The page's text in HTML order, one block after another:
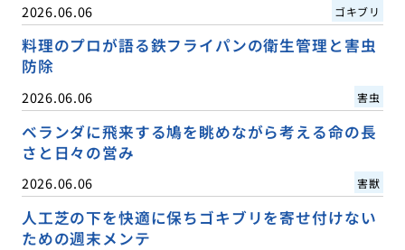
2026.06.06 ゴキブリ
料理のプロが語る鉄フライパンの衛生管理と害虫
防除
2026.06.06 害虫
ベランダに飛来する鳩を眺めながら考える命の長
さと日々の営み
2026.06.06 害獣
人工芝の下を快適に保ちゴキブリを寄せ付けない
ための週末メンテ